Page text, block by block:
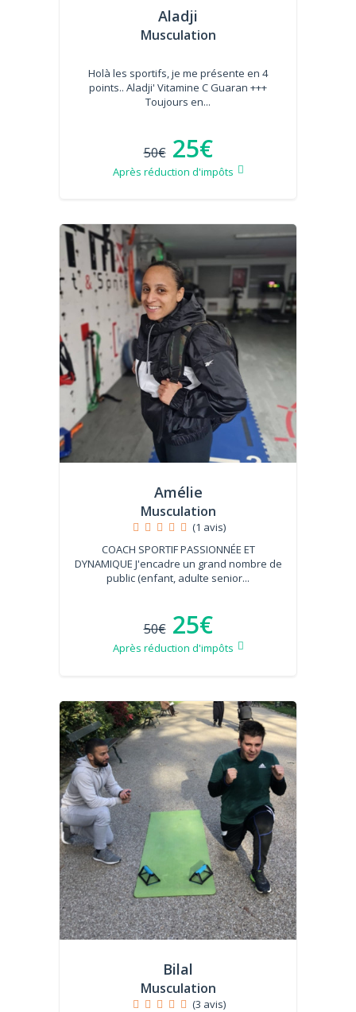
Aladji
Musculation
Holà les sportifs, je me présente en 4
points.. Aladji' Vitamine C Guaran +++
Toujours en...
50€ 25€
Après réduction d'impôts
Amélie
Musculation
(1 avis)
COACH SPORTIF PASSIONNÉE ET
DYNAMIQUE J'encadre un grand nombre de
public (enfant, adulte senior...
50€ 25€
Après réduction d'impôts
Bilal
Musculation
(3 avis)